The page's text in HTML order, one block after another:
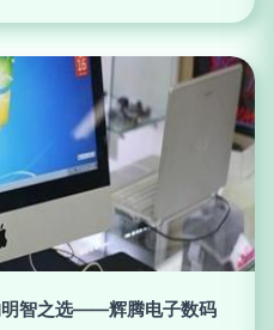
明智之选——辉腾电子数码